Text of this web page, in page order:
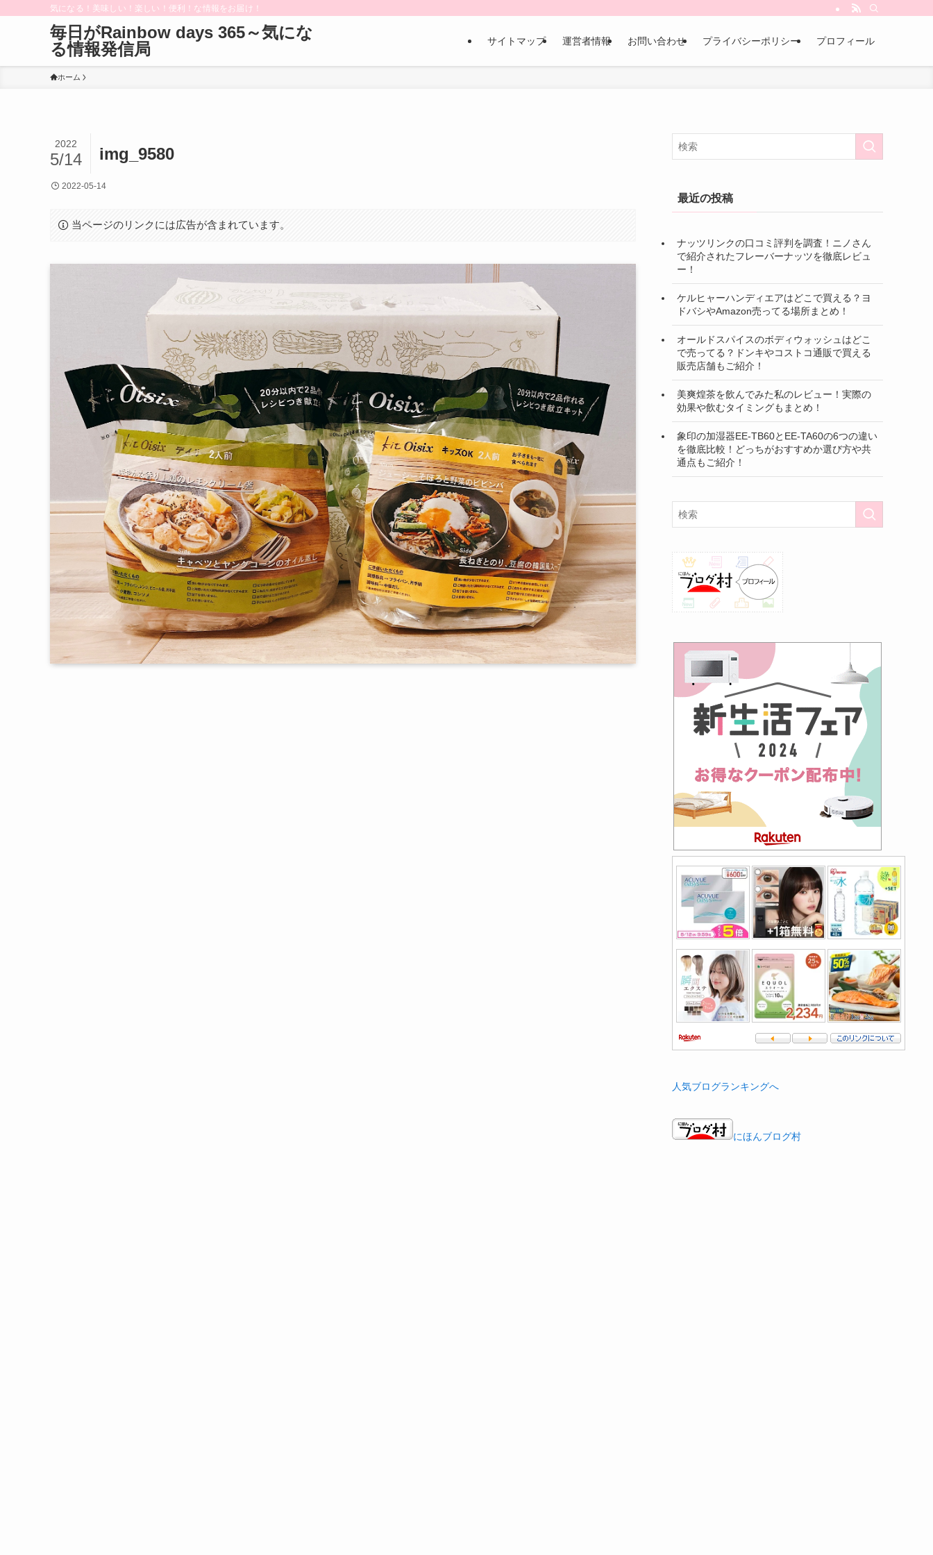
気になる！美味しい！楽しい！便利！な情報をお届け！
毎日がRainbow days 365～気にな
る情報発信局
サイトマップ 運営者情報 お問い合わせ プライバシーポリシー プロフィール
ホーム
img_9580
2022
5/14
2022-05-14
当ページのリンクには広告が含まれています。
最近の投稿
ナッツリンクの口コミ評判を調査！ニノさん
で紹介されたフレーバーナッツを徹底レビュ
ー！
ケルヒャーハンディエアはどこで買える？ヨ
ドバシやAmazon売ってる場所まとめ！
オールドスパイスのボディウォッシュはどこ
で売ってる？ドンキやコストコ通販で買える
販売店舗もご紹介！
美爽煌茶を飲んでみた私のレビュー！実際の
効果や飲むタイミングもまとめ！
象印の加湿器EE-TB60とEE-TA60の6つの違い
を徹底比較！どっちがおすすめか選び方や共
通点もご紹介！
人気ブログランキングへ
にほんブログ村